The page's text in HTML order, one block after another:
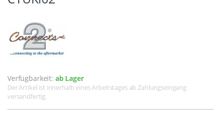
Verfügbarkeit: ab Lager
Der Artikel ist innerhalb eines Arbeitstages ab Zahlungseingang
versandfertig.